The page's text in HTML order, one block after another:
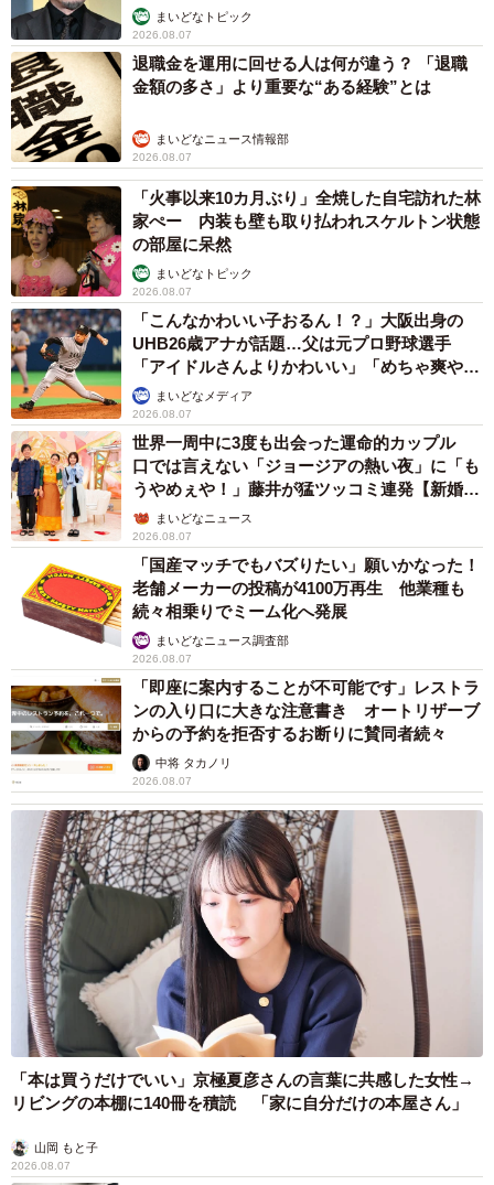
まいどなトピック
2026.08.07
退職金を運用に回せる人は何が違う？ 「退職
金額の多さ」より重要な“ある経験”とは
まいどなニュース情報部
2026.08.07
「火事以来10カ月ぶり」全焼した自宅訪れた林
家ぺー 内装も壁も取り払われスケルトン状態
の部屋に呆然
まいどなトピック
2026.08.07
「こんなかわいい子おるん！？」大阪出身の
UHB26歳アナが話題…父は元プロ野球選手
「アイドルさんよりかわいい」「めちゃ爽や
か」まいどなメディア
2026.08.07
世界一周中に3度も出会った運命的カップル
口では言えない「ジョージアの熱い夜」に「も
うやめぇや！」藤井が猛ツッコミ連発【新婚さ
ん】まいどなニュース
2026.08.07
「国産マッチでもバズりたい」願いかなった！
老舗メーカーの投稿が4100万再生 他業種も
続々相乗りでミーム化へ発展
まいどなニュース調査部
2026.08.07
「即座に案内することが不可能です」レストラ
ンの入り口に大きな注意書き オートリザーブ
からの予約を拒否するお断りに賛同者続々
中将 タカノリ
2026.08.07
「本は買うだけでいい」京極夏彦さんの言葉に共感した女性→
リビングの本棚に140冊を積読 「家に自分だけの本屋さん」
山岡 もと子
2026.08.07